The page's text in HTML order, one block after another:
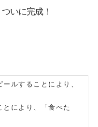
いに完成！
ルすることにより、
により、「食べた